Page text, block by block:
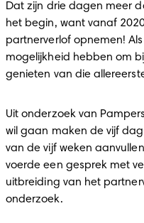
Dat zijn drie dagen meer
het begin, want vanaf
partnerverlof opnemen!
mogelijkheid hebben om
genieten van die
Uit onderzoek van
wil gaan maken de vijf
van de vijf weken
voerde een gesprek met
uitbreiding van het
onderzoek.